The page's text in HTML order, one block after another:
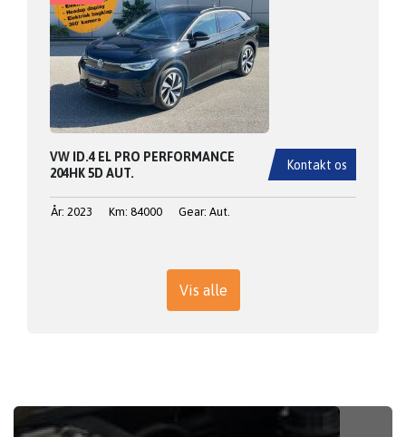
Kontakt os
VW ID.4 EL PRO PERFORMANCE
204HK 5D AUT.
År: 2023 Km: 84000 Gear: Aut.
Vis alle